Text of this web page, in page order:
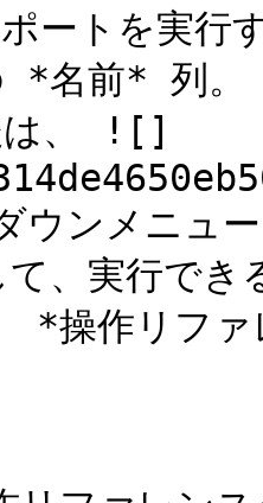
ートを実行
名前* 列。
は、 ![]
ンメニュ
、実行で
*操作リフ